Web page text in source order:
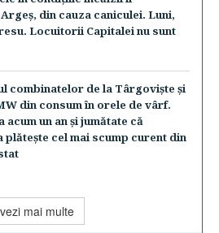
din cauza caniculei. Luni,
Locuitorii Capitalei nu sunt
combinatelor de la Târgovişte şi
din consum în orele de vârf.
un an şi jumătate că
cel mai scump curent din
vezi mai multe